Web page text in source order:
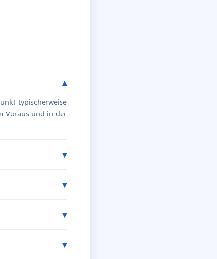
typischerweise
Voraus und in der